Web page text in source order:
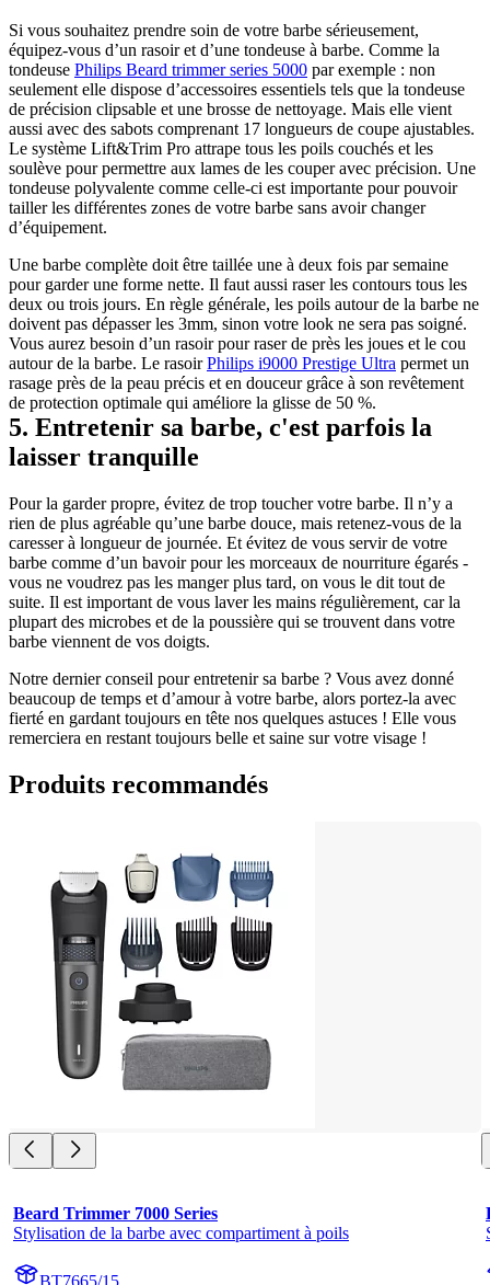
Si vous souhaitez prendre soin de votre barbe sérieusement,
équipez-vous d’un rasoir et d’une tondeuse à barbe. Comme la
tondeuse Philips Beard trimmer series 5000 par exemple : non
seulement elle dispose d’accessoires essentiels tels que la tondeuse
de précision clipsable et une brosse de nettoyage. Mais elle vient
aussi avec des sabots comprenant 17 longueurs de coupe ajustables.
Le système Lift&Trim Pro attrape tous les poils couchés et les
soulève pour permettre aux lames de les couper avec précision. Une
tondeuse polyvalente comme celle-ci est importante pour pouvoir
tailler les différentes zones de votre barbe sans avoir changer
d’équipement.
Une barbe complète doit être taillée une à deux fois par semaine
pour garder une forme nette. Il faut aussi raser les contours tous les
deux ou trois jours. En règle générale, les poils autour de la barbe ne
doivent pas dépasser les 3mm, sinon votre look ne sera pas soigné.
Vous aurez besoin d’un rasoir pour raser de près les joues et le cou
autour de la barbe. Le rasoir Philips i9000 Prestige Ultra permet un
rasage près de la peau précis et en douceur grâce à son revêtement
de protection optimale qui améliore la glisse de 50 %.
5. Entretenir sa barbe, c'est parfois la
laisser tranquille
Pour la garder propre, évitez de trop toucher votre barbe. Il n’y a
rien de plus agréable qu’une barbe douce, mais retenez-vous de la
caresser à longueur de journée. Et évitez de vous servir de votre
barbe comme d’un bavoir pour les morceaux de nourriture égarés -
vous ne voudrez pas les manger plus tard, on vous le dit tout de
suite. Il est important de vous laver les mains régulièrement, car la
plupart des microbes et de la poussière qui se trouvent dans votre
barbe viennent de vos doigts.
Notre dernier conseil pour entretenir sa barbe ? Vous avez donné
beaucoup de temps et d’amour à votre barbe, alors portez-la avec
fierté en gardant toujours en tête nos quelques astuces ! Elle vous
remerciera en restant toujours belle et saine sur votre visage !
Produits recommandés
Beard Trimmer 7000 Series
Stylisation de la barbe avec compartiment à poils
BT7665/15